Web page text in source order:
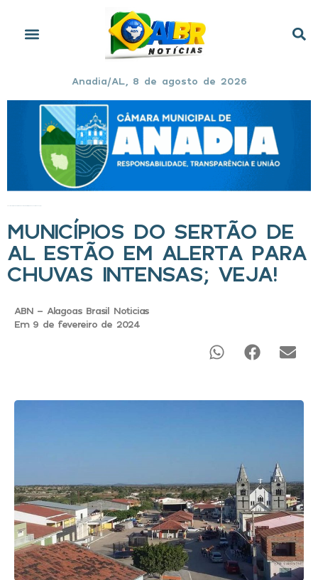
Anadia/AL, 8 de agosto de 2026
MUNICÍPIOS DO SERTÃO DE
AL ESTÃO EM ALERTA PARA
CHUVAS INTENSAS; VEJA!
ABN - Alagoas Brasil Noticias
Em 9 de fevereiro de 2024